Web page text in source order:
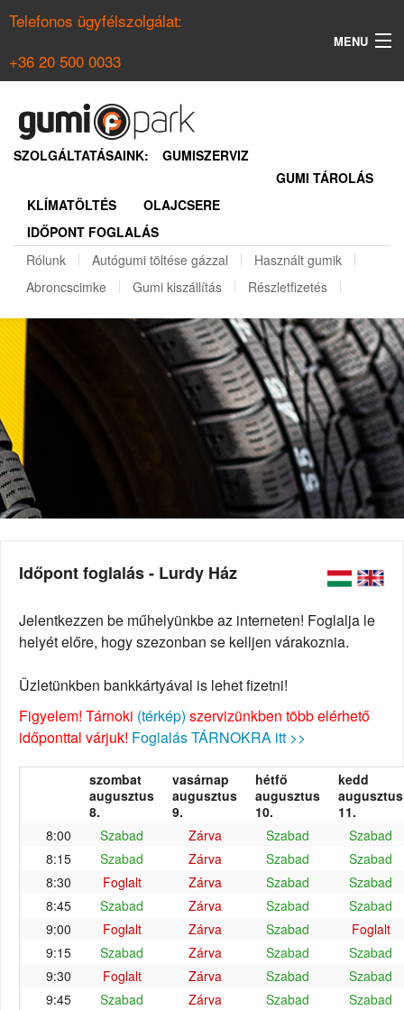
Telefonos ügyfélszolgálat:
+36 20 500 0033
MENU
NYÁRI GUMI KERESŐ
REGISZTRÁCIÓ
SZOLGÁLTATÁSAINK:
GUMISZERVIZ
GUMI TÁROLÁS
KLÍMATÖLTÉS
OLAJCSERE
IDŐPONT FOGLALÁS
Rólunk
Autógumi töltése gázzal
Használt gumik
Abroncscimke
Gumi kiszállítás Részletfizetés
Időpont foglalás - Lurdy Ház
Jelentkezzen be műhelyünkbe az interneten! Foglalja le
helyét előre, hogy szezonban se kelljen várakoznia.
Üzletünkben bankkártyával is lehet fizetni!
Figyelem! Tárnoki (térkép) szervizünkben több elérhető
időponttal várjuk! Foglalás TÁRNOKRA itt >>
szombat
augusztus
8.
vasárnap
augusztus
9.
hétfő
augusztus
10.
kedd
augusztus
11.
8:00
Szabad Zárva Szabad
Szabad
8:15
Szabad Zárva Szabad
Szabad
8:30
Foglalt Zárva Szabad
Szabad
8:45
Szabad Zárva Szabad
Szabad
9:00
Foglalt Zárva Szabad
Foglalt
9:15
Szabad Zárva Szabad
Szabad
9:30
Foglalt Zárva Szabad
Szabad
9:45
Szabad Zárva Szabad
Szabad